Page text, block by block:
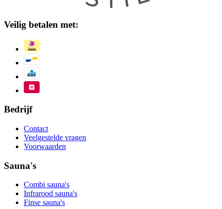
Veilig betalen met:
Bedrijf
Contact
Veelgestelde vragen
Voorwaarden
Sauna's
Combi sauna's
Infrarood sauna's
Finse sauna's